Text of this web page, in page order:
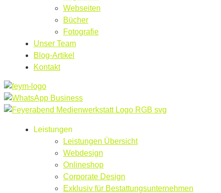
Webseiten
Bücher
Fotografie
Unser Team
Blog-Artikel
Kontakt
Leistungen
Leistungen Übersicht
Webdesign
Onlineshop
Corporate Design
Exklusiv für Bestattungsunternehmen